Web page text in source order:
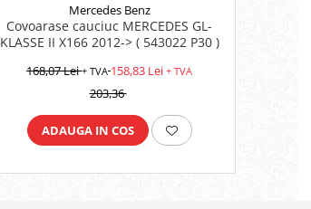
Mercedes Benz
Covoarase cauciuc MERCEDES GL-
KLASSE II X166 2012-> ( 543022 P30 )
168,07 Lei+ TVA 158,83 Lei + TVA
203,36
ADAUGA IN COS